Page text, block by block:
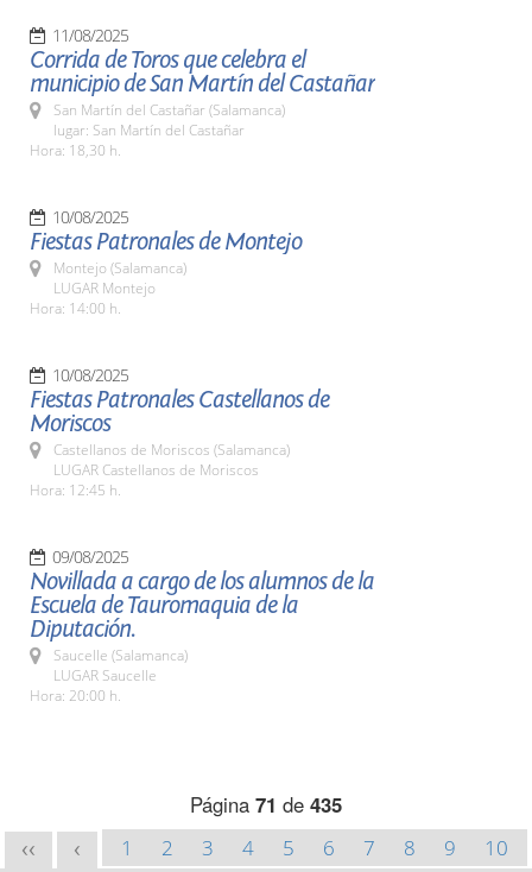
11/08/2025
Corrida de Toros que celebra el
municipio de San Martín del Castañar
San Martín del Castañar (Salamanca)
lugar: San Martín del Castañar
Hora: 18,30 h.
10/08/2025
Fiestas Patronales de Montejo
Montejo (Salamanca)
LUGAR Montejo
Hora: 14:00 h.
10/08/2025
Fiestas Patronales Castellanos de
Moriscos
Castellanos de Moriscos (Salamanca)
LUGAR Castellanos de Moriscos
Hora: 12:45 h.
09/08/2025
Novillada a cargo de los alumnos de la
Escuela de Tauromaquia de la
Diputación.
Saucelle (Salamanca)
LUGAR Saucelle
Hora: 20:00 h.
Página 71 de 435
<< < 1 2 3 4 5 6 7 8 9
10